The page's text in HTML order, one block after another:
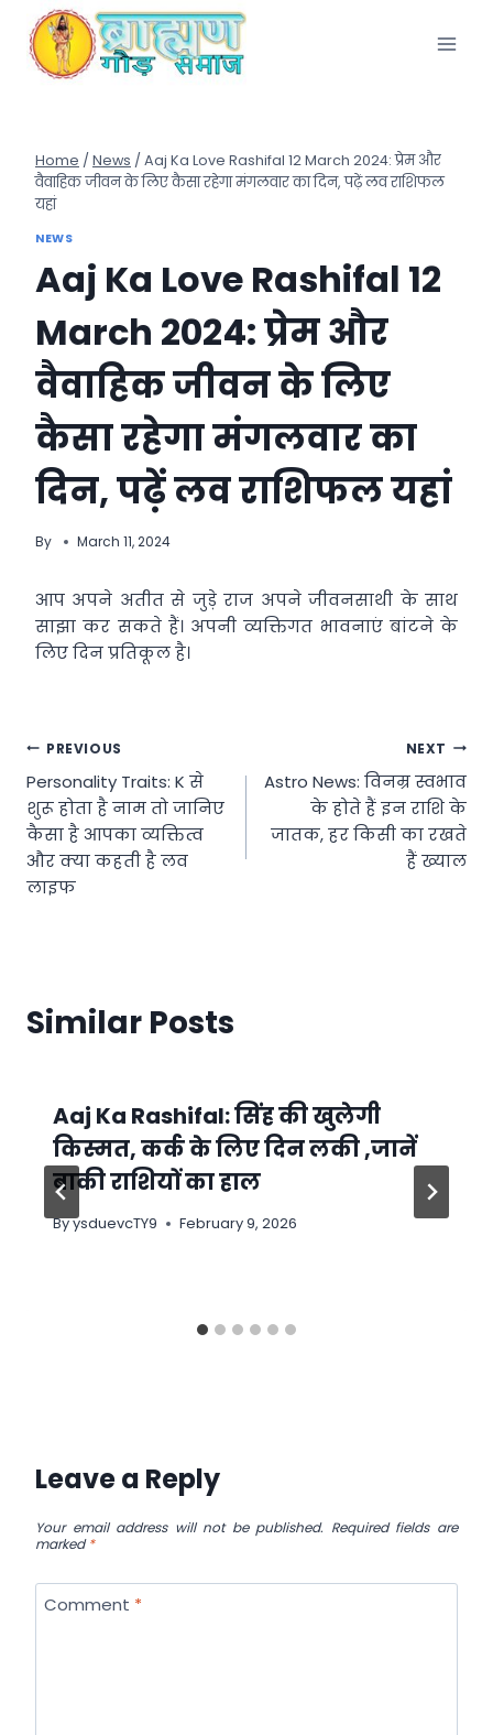
content
Home / News / Aaj Ka Love Rashifal 12 March 2024: प्रेम और
वैवाहिक जीवन के लिए कैसा रहेगा मंगलवार का दिन, पढ़ें लव राशिफल
यहां
NEWS
Aaj Ka Love Rashifal 12
March 2024: प्रेम और
वैवाहिक जीवन के लिए
कैसा रहेगा मंगलवार का
दिन, पढ़ें लव राशिफल यहां
By March 11, 2024
आप अपने अतीत से जुड़े राज अपने जीवनसाथी के साथ
साझा कर सकते हैं। अपनी व्यक्तिगत भावनाएं बांटने के
लिए दिन प्रतिकूल है।
Post
navigation
PREVIOUS
Personality Traits: K से
शुरू होता है नाम तो जानिए
कैसा है आपका व्यक्तित्व
और क्या कहती है लव
लाइफ
NEXT
Astro News: विनम्र स्वभाव
के होते हैं इन राशि के
जातक, हर किसी का रखते
हैं ख्याल
Similar Posts
Aaj Ka Rashifal: सिंह की खुलेगी
किस्मत, कर्क के लिए दिन लकी ,जानें
बाकी राशियों का हाल
ByysduevcTY9 February 9, 2026
Leave a Reply
Your email address will not be published. Required fields are
marked*
Comment *